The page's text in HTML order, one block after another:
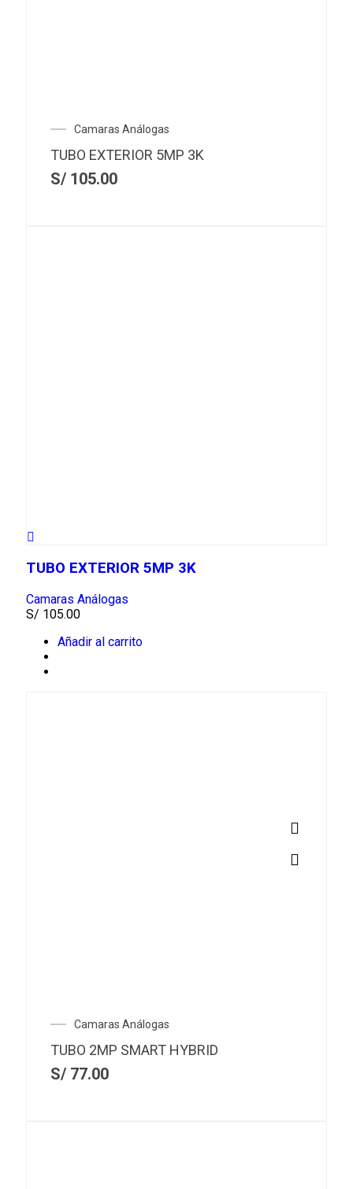
Camaras Análogas
TUBO EXTERIOR 5MP 3K
S/ 105.00
TUBO EXTERIOR 5MP 3K
Camaras Análogas
S/ 105.00
Añadir al carrito
Camaras Análogas
TUBO 2MP SMART HYBRID
S/ 77.00